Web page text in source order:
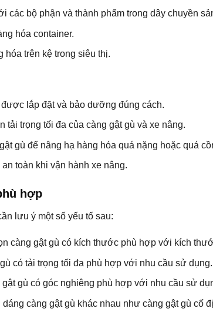
các bộ phận và thành phẩm trong dây chuyền
hóa container.
hóa trên kệ trong siêu thị.
lắp đặt và bảo dưỡng đúng cách.
tải trọng tối đa của càng gật gù và xe nâng.
gù để nâng hạ hàng hóa quá nặng hoặc quá
toàn khi vận hành xe nâng.
hợp
lưu ý một số yếu tố sau:
càng gật gù có kích thước phù hợp với kích
có tải trọng tối đa phù hợp với nhu cầu sử dụng.
gù có góc nghiêng phù hợp với nhu cầu sử
càng gật gù khác nhau như càng gật gù cố